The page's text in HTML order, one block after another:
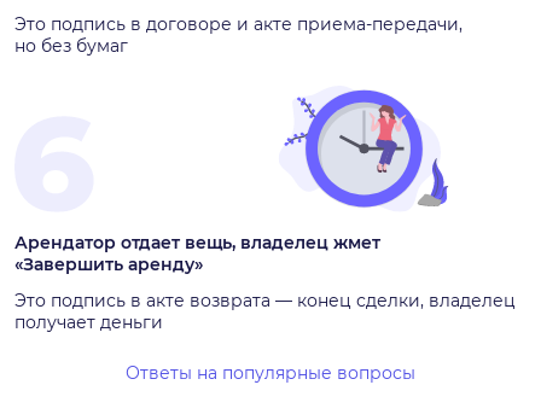
Это подпись в договоре и акте приема-передачи,
но без бумаг
Арендатор отдает вещь, владелец жмет
«Завершить аренду»
Это подпись в акте возврата — конец сделки, владелец
получает деньги
Ответы на популярные вопросы